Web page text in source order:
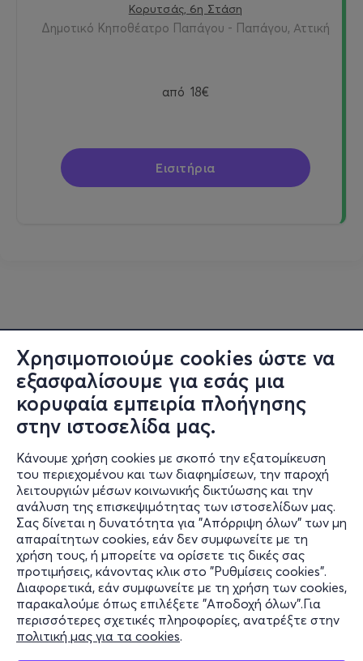
Χρησιμοποιούμε cookies ώστε να
εξασφαλίσουμε για εσάς μια
κορυφαία εμπειρία πλοήγησης
στην ιστοσελίδα μας.
Κάνουμε χρήση cookies με σκοπό την εξατομίκευση
του περιεχομένου και των διαφημίσεων, την παροχή
λειτουργιών μέσων κοινωνικής δικτύωσης και την
ανάλυση της επισκεψιμότητας των ιστοσελίδων μας.
Σας δίνεται η δυνατότητα για "Απόρριψη όλων" των μη
απαραίτητων cookies, εάν δεν συμφωνείτε με τη
χρήση τους, ή μπορείτε να ορίσετε τις δικές σας
προτιμήσεις, κάνοντας κλικ στο "Ρυθμίσεις cookies".
Διαφορετικά, εάν συμφωνείτε με τη χρήση των cookies,
παρακαλούμε όπως επιλέξετε "Αποδοχή όλων".Για
περισσότερες σχετικές πληροφορίες, ανατρέξτε στην
πολιτική μας για τα cookies.
Κορυτσάς, 6η Στάση
Δημοτικό Κηποθέατρο Παπάγου - Παπάγου, Αττική
από 18€
Εισιτήρια
Πληροφορίες
Υποστήριξη
Stay Connected